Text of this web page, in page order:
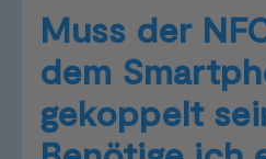
Muss der
dem
gekoppelt